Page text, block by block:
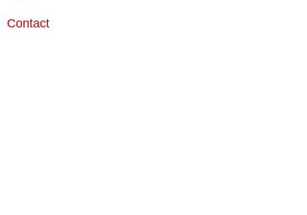
Contact